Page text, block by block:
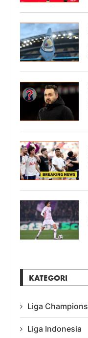
KATEGORI
Liga Champions
Liga Indonesia